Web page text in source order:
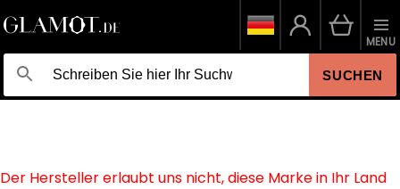
SUCHEN
MENU
Der Hersteller erlaubt uns nicht, diese Marke in Ihr Land